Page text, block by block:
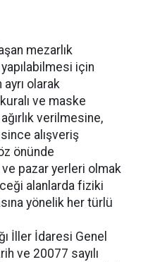
mezarlık
için
ayrı olarak
ve maske
verilmesine,
alışveriş
önünde
pazar yerleri olmak
alanlarda fiziki
yönelik her türlü
İller İdaresi Genel
ve 20077 sayılı